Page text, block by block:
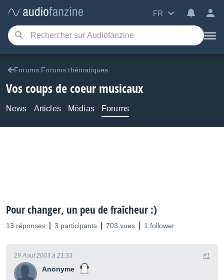
FR
Forums Forums thématiques
Vos coups de coeur musicaux
News Articles Médias Forums
Pour changer, un peu de fraîcheur :)
13 réponses 3 participants 703 vues 1 follower
Anonyme
29 Aout 2003 à 21:33 #1